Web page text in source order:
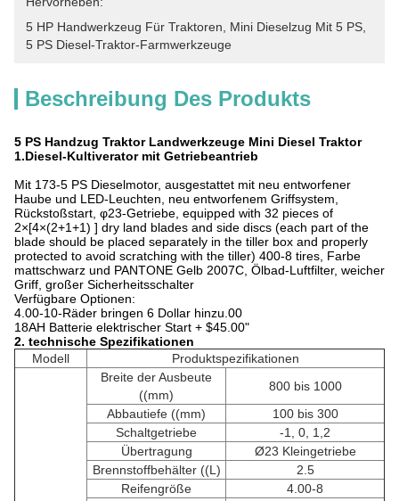
5 HP Handwerkzeug Für Traktoren
Mini Dieselzug Mit 5 PS
5 PS Diesel-Traktor-Farmwerkzeuge
Beschreibung Des Produkts
5 PS Handzug Traktor Landwerkzeuge Mini Diesel Traktor
1.Diesel-Kultiverator mit Getriebeantrieb
Mit 173-5 PS Dieselmotor, ausgestattet mit neu entworfener
Haube und LED-Leuchten, neu entworfenem Griffsystem,
Rückstoßstart, φ23-Getriebe, equipped with 32 pieces of
2×[4×(2+1+1) ] dry land blades and side discs (each part of the
blade should be placed separately in the tiller box and properly
protected to avoid scratching with the tiller) 400-8 tires, Farbe
mattschwarz und PANTONE Gelb 2007C, Ölbad-Luftfilter, weicher
Griff, großer Sicherheitsschalter
Verfügbare Optionen:
4.00-10-Räder bringen 6 Dollar hinzu.00
18AH Batterie elektrischer Start + $45.00"
2. technische Spezifikationen
Modell
Produktspezifikationen
Breite der Ausbeute
((mm)
800 bis 1000
Abbautiefe ((mm)
100 bis 300
Schaltgetriebe
-1, 0, 1,2
Übertragung
Ø23 Kleingetriebe
Brennstoffbehälter ((L)
2.5
Reifengröße
4.00-8